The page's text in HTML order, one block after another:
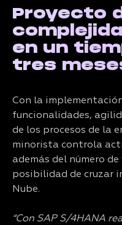
Proyecto
en un
tres
Con la
funcionalidades,
de los procesos de la
minorista controla
además del número
posibilidad de cruzar
Nube.
“Con SAP S/4HANA